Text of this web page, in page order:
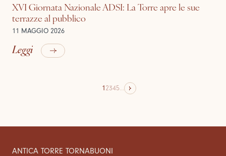
XVI Giornata Nazionale ADSI: La Torre apre le sue
terrazze al pubblico
11 MAGGIO 2026
Leggi
12345...
ANTICA TORRE TORNABUONI